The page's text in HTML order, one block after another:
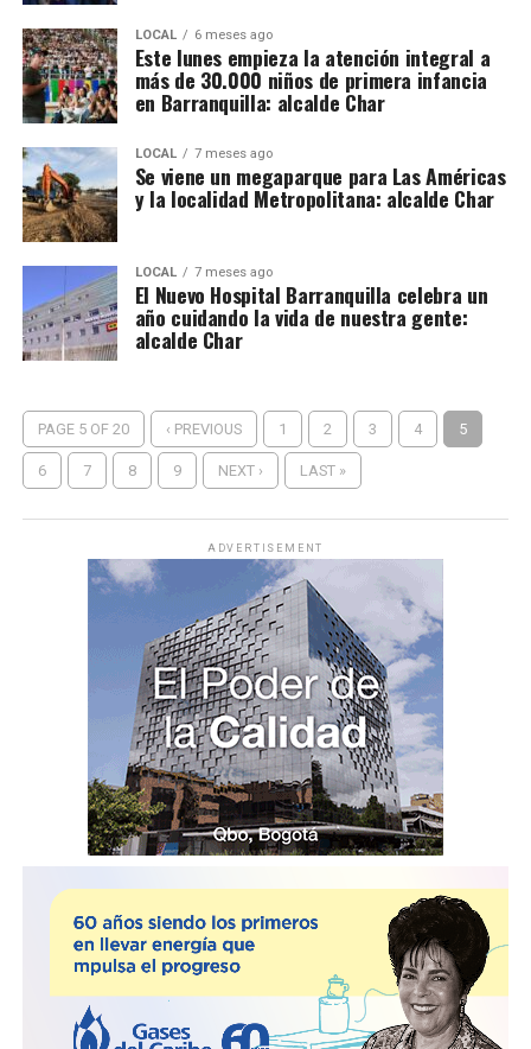
LOCAL 6 meses ago
Este lunes empieza la atención integral a
más de 30.000 niños de primera infancia
en Barranquilla: alcalde Char
LOCAL 7 meses ago
Se viene un megaparque para Las Américas
y la localidad Metropolitana: alcalde Char
LOCAL 7 meses ago
El Nuevo Hospital Barranquilla celebra un
año cuidando la vida de nuestra gente:
alcalde Char
PAGE 5 OF 20 ‹ PREVIOUS 1 2 3 4 5
6 7 8 9 NEXT › LAST »
ADVERTISEMENT